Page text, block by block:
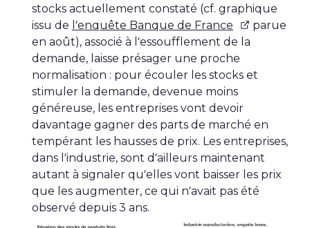
stocks actuellement constaté (cf. graphique
issu de l’enquête Banque de France
parue
en août), associé à l’essoufflement de la
demande, laisse présager une proche
normalisation : pour écouler les stocks et
stimuler la demande, devenue moins
généreuse, les entreprises vont devoir
davantage gagner des parts de marché en
tempérant les hausses de prix. Les entreprises,
dans l’industrie, sont d’ailleurs maintenant
autant à signaler qu’elles vont baisser les prix
que les augmenter, ce qui n’avait pas été
observé depuis 3 ans.